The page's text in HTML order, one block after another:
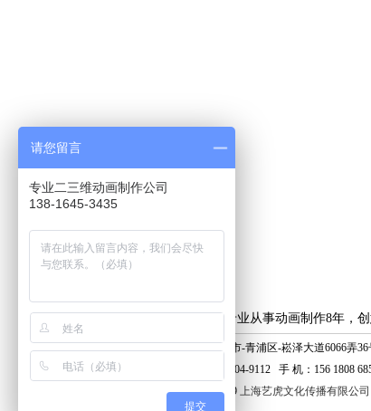
上海艺虎专业从事动画制作8年，
地 址：上海市-青浦区-崧泽大道6066弄36
电 话：400-804-9112 手 机：156 1808
© 2006 - 2019 上海艺虎文化传播有限公司
请您留言
专业二三维动画制作公司
138-1645-3435
提交